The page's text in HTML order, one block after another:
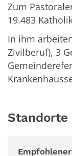
Zum
19.483
In ihm
Zivilberuf), 3
Standorte